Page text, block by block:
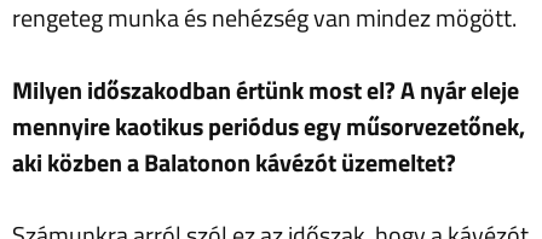
rengeteg munka és nehézség van mindez mögött.
Milyen időszakodban értünk most el? A nyár eleje
mennyire kaotikus periódus egy műsorvezetőnek,
aki közben a Balatonon kávézót üzemeltet?